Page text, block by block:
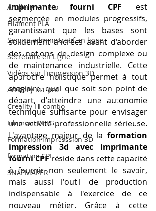
Artillery M1 Pro
Filament PLA
Service administratif en ligne
Secrétaire en Ligne
Vidéos sur l'impression 3D,
Artillery M1 pro
Creality HI combo
Filament PETG
Formation impresssion 3D
formation CPF
SNAPMAKER
imprimante fourni CPF est
segmentée en modules progressifs,
garantissant que les bases sont
solidement ancrées avant d'aborder
des notions de design complexe ou
de maintenance industrielle. Cette
approche holistique permet à tout
stagiaire, quel que soit son point de
départ, d'atteindre une autonomie
technique suffisante pour envisager
une activité professionnelle sérieuse.
L'avantage majeur de la formation
impression 3d avec imprimante
fourni CPF réside dans cette capacité
à fournir non seulement le savoir,
mais aussi l'outil de production
indispensable à l'exercice de ce
nouveau métier. Grâce à cette